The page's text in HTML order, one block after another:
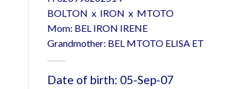
BOLTON x IRON x MTOTO
Mom: BEL IRON IRENE
Grandmother: BEL MTOTO ELISA ET
Date of birth: 05-Sep-07